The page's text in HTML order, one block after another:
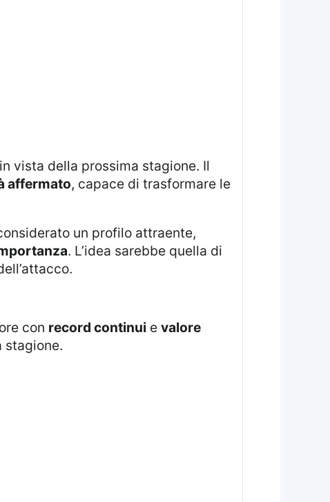
vista della prossima stagione. Il
affermato, capace di trasformare le
. L’idea sarebbe quella di
con record continui e valore
stagione.